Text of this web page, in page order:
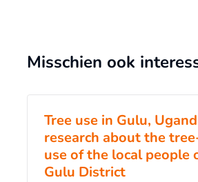
Misschien ook
Tree use in Gulu,
research about the
use of the local people
Gulu District